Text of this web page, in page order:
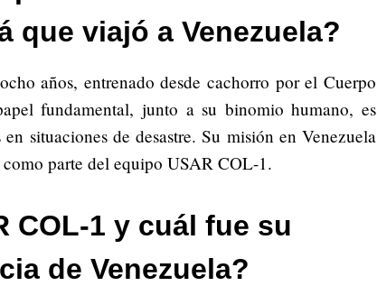
que viajó a Venezuela?
años, entrenado desde cachorro por el Cuerpo
fundamental, junto a su binomio humano, es
situaciones de desastre. Su misión en Venezuela
parte del equipo USAR COL-1.
COL-1 y cuál fue su
de Venezuela?